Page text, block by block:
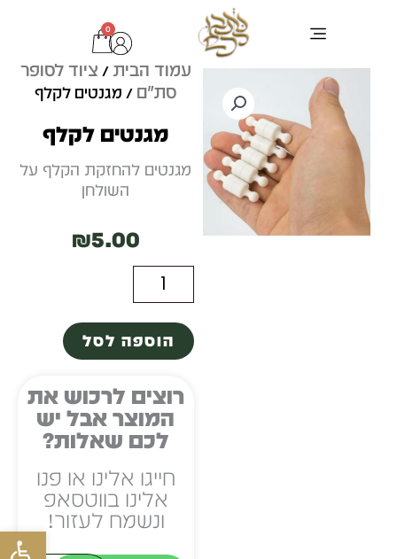
פתח
0
עגלת
קניותעמוד הבית / ציוד לסופר
סת"ם / מגנטים לקלף
מגנטים לקלף
מגנטים להחזקת הקלף על
השולחן
₪5.00
כמות
של
מגנטים
לקלף
הוספה לסל
רוצים לרכוש את
המוצר אבל יש
לכם שאלות?
חייגו אלינו או פנו
אלינו בווטסאפ
ונשמח לעזור!